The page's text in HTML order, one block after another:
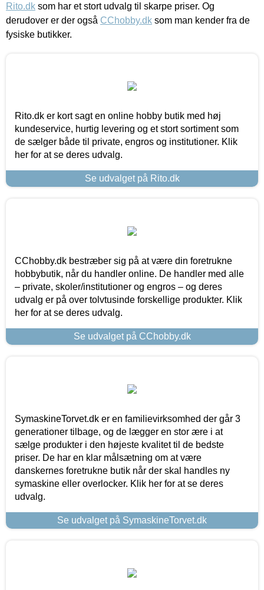
Rito.dk som har et stort udvalg til skarpe priser. Og
derudover er der også CChobby.dk som man kender fra de
fysiske butikker.
Rito.dk er kort sagt en online hobby butik med høj
kundeservice, hurtig levering og et stort sortiment som
de sælger både til private, engros og institutioner. Klik
her for at se deres udvalg.
Se udvalget på Rito.dk
CChobby.dk bestræber sig på at være din foretrukne
hobbybutik, når du handler online. De handler med alle
– private, skoler/institutioner og engros – og deres
udvalg er på over tolvtusinde forskellige produkter. Klik
her for at se deres udvalg.
Se udvalget på CChobby.dk
SymaskineTorvet.dk er en familievirksomhed der går 3
generationer tilbage, og de lægger en stor ære i at
sælge produkter i den højeste kvalitet til de bedste
priser. De har en klar målsætning om at være
danskernes foretrukne butik når der skal handles ny
symaskine eller overlocker. Klik her for at se deres
udvalg.
Se udvalget på SymaskineTorvet.dk